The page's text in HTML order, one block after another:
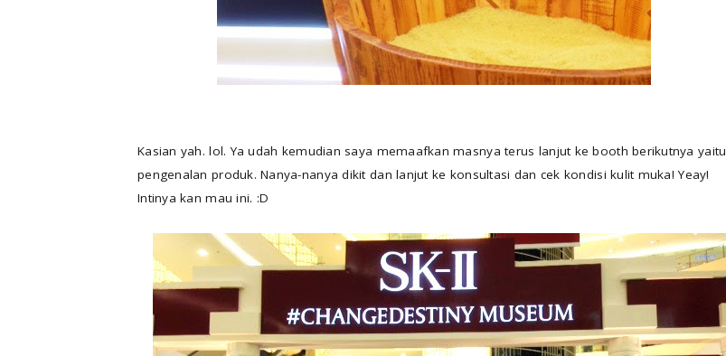
Kasian yah. lol. Ya udah kemudian saya memaafkan masnya terus lanjut ke booth berikutnya yaitu
pengenalan produk. Nanya-nanya dikit dan lanjut ke konsultasi dan cek kondisi kulit muka! Yeay!
Intinya kan mau ini. :D